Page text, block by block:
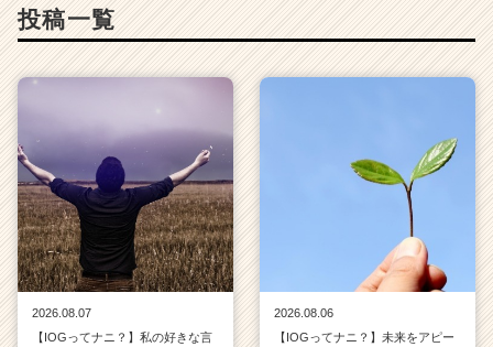
投稿一覧
2026.08.07
【IOGってナニ？】私の好きな言
2026.08.06
【IOGってナニ？】未来をアピー